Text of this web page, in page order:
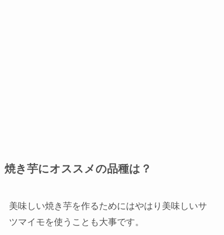
焼き芋にオススメの品種は？
美味しい焼き芋を作るためにはやはり美味しいサ
ツマイモを使うことも大事です。